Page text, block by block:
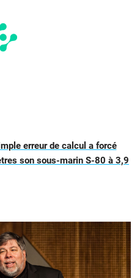
erreur de calcul a forcé
son sous-marin S-80 à 3,9